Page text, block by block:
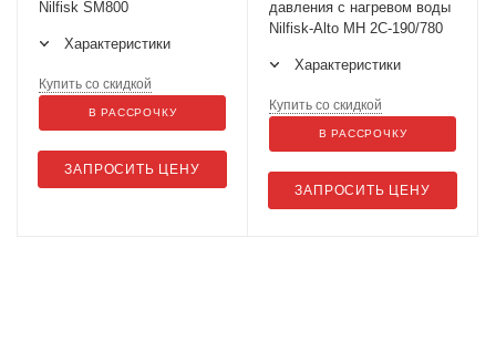
Nilfisk SM800
Характеристики
ЗАПРОСИТЬ ЦЕНУ
Купить со скидкой
В РАССРОЧКУ
давления с нагревом воды
Nilfisk-Alto MH 2C-190/780
Характеристики
ЗАПРОСИТЬ ЦЕНУ
Купить со скидкой
В РАССРОЧКУ